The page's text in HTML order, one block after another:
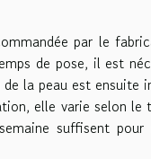
par le
de pose, il est
la peau est ensuite
elle varie selon le
suffisent